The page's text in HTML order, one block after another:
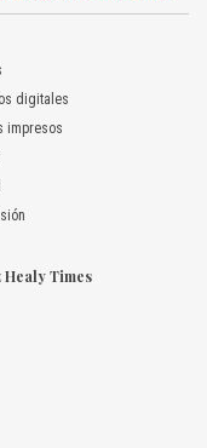
digitales
impresos
Times